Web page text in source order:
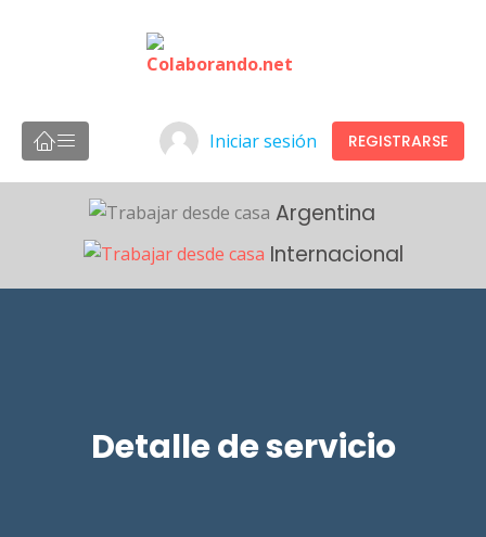
Iniciar sesión REGISTRARSE
Argentina
Internacional
Detalle de servicio